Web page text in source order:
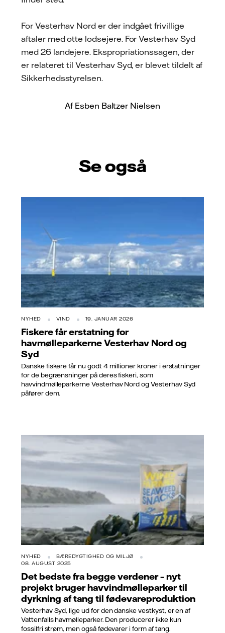
For Vesterhav Nord er der indgået frivillige
aftaler med otte lodsejere. For Vesterhav Syd
med 26 landejere. Ekspropriationssagen, der
er relateret til Vesterhav Syd, er blevet tildelt af
Sikkerhedsstyrelsen.
Af Esben Baltzer Nielsen
Se også
NYHED VIND 19. JANUAR 2026
Fiskere får erstatning for
havmølleparkerne Vesterhav Nord og
Syd
Danske fiskere får nu godt 4 millioner kroner i erstatninger
for de begrænsninger på deres fiskeri, som
havvindmølleparkerne Vesterhav Nord og Vesterhav Syd
påfører dem.
NYHED
BÆREDYGTIGHED OG MILJØ
08. AUGUST 2025
Det bedste fra begge verdener – nyt
projekt bruger havvindmølleparker til
dyrkning af tang til fødevareproduktion
Vesterhav Syd, lige ud for den danske vestkyst, er en af
Vattenfalls havmølleparker. Den producerer ikke kun
fossilfri strøm, men også fødevarer i form af tang.